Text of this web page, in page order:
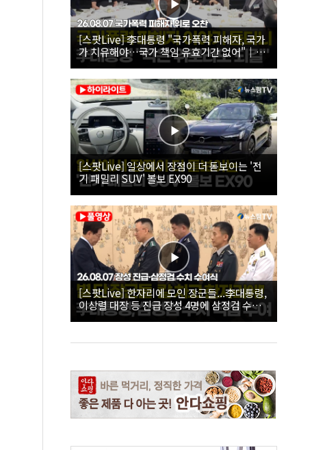
[스팟Live] 李대통령 "국가폭력 피해자, 국가
가 치유해야…국가 책임 유효기간 없어"｜
26.08.07 국가폭력 피해자 위로 오찬
[스팟Live] 일상에서 장점이 더 돋보이는 '전
기 패밀리 SUV' 볼보 EX90
[스팟Live] 한자리에 모인 장군들...李대통령,
이상렬 대장 등 진급 장성 4명에 삼정검 수치
직접 수여｜26.08.07 장성 진급·삼정검 수치